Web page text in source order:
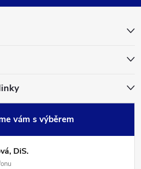
vám s výběrem
DiS.